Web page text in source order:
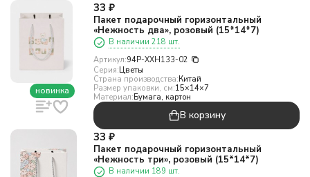
новинка
33 ₽
Пакет подарочный горизонтальный
«Нежность два», розовый (15*14*7)
В наличии 218 шт.
Артикул:94P-XXH133-02
Серия:Цветы
Страна производства:Китай
Размер упаковки, см:15×14×7
Материал:Бумага, картон
В корзину
33 ₽
Пакет подарочный горизонтальный
«Нежность три», розовый (15*14*7)
В наличии 189 шт.